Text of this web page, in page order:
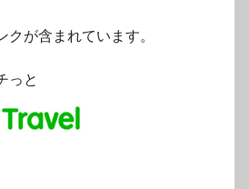
が含まれています。
っと